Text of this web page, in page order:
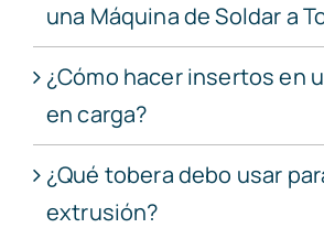
una Máquina de Soldar a
¿Cómo hacer insertos en
en carga?
¿Qué tobera debo usar
extrusión?